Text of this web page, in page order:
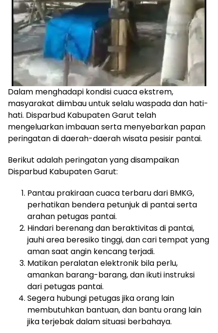
Dalam menghadapi kondisi cuaca ekstrem,
masyarakat diimbau untuk selalu waspada dan hati-
hati. Disparbud Kabupaten Garut telah
mengeluarkan imbauan serta menyebarkan papan
peringatan di daerah-daerah wisata pesisir pantai.
Berikut adalah peringatan yang disampaikan
Disparbud Kabupaten Garut:
Pantau prakiraan cuaca terbaru dari BMKG,
perhatikan bendera petunjuk di pantai serta
arahan petugas pantai.
Hindari berenang dan beraktivitas di pantai,
jauhi area beresiko tinggi, dan cari tempat yang
aman saat angin kencang terjadi.
Matikan peralatan elektronik bila perlu,
amankan barang-barang, dan ikuti instruksi
dari petugas pantai.
Segera hubungi petugas jika orang lain
membutuhkan bantuan, dan bantu orang lain
jika terjebak dalam situasi berbahaya.